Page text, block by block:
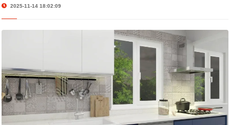
2025-11-14 18:02:09